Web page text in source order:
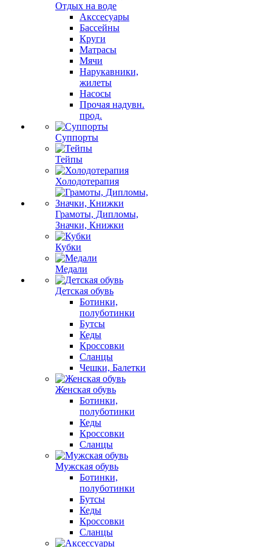
Отдых на воде
Акссесуары
Бассейны
Круги
Матрасы
Мячи
Нарукавники,
жилеты
Насосы
Прочая надувн.
прод.
Суппорты
Тейпы
Холодотерапия
Грамоты, Дипломы,
Значки, Книжки
Кубки
Медали
Детская обувь
Ботинки,
полуботинки
Бутсы
Кеды
Кроссовки
Сланцы
Чешки, Балетки
Женская обувь
Ботинки,
полуботинки
Кеды
Кроссовки
Сланцы
Мужская обувь
Ботинки,
полуботинки
Бутсы
Кеды
Кроссовки
Сланцы